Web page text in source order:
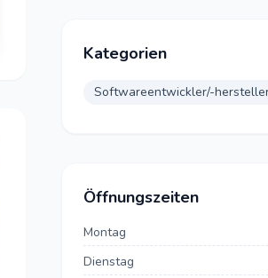
Kategorien
Softwareentwickler/-
Öffnungszeiten
Montag
Dienstag